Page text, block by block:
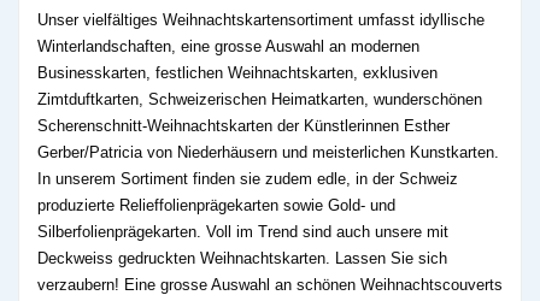
Unser vielfältiges Weihnachtskartensortiment umfasst idyllische
Winterlandschaften, eine grosse Auswahl an modernen
Businesskarten, festlichen Weihnachtskarten, exklusiven
Zimtduftkarten, Schweizerischen Heimatkarten, wunderschönen
Scherenschnitt-Weihnachtskarten der Künstlerinnen Esther
Gerber/Patricia von Niederhäusern und meisterlichen Kunstkarten.
In unserem Sortiment finden sie zudem edle, in der Schweiz
produzierte Relieffolienprägekarten sowie Gold- und
Silberfolienprägekarten. Voll im Trend sind auch unsere mit
Deckweiss gedruckten Weihnachtskarten. Lassen Sie sich
verzaubern! Eine grosse Auswahl an schönen Weihnachtscouverts